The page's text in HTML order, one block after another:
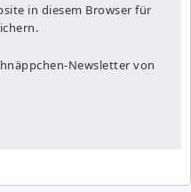
in diesem Browser für
Newsletter von